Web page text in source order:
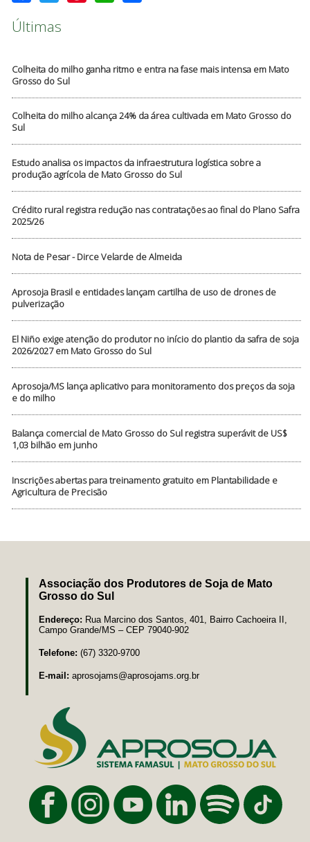
Últimas
Colheita do milho ganha ritmo e entra na fase mais intensa em Mato
Grosso do Sul
Colheita do milho alcança 24% da área cultivada em Mato Grosso do
Sul
Estudo analisa os impactos da infraestrutura logística sobre a
produção agrícola de Mato Grosso do Sul
Crédito rural registra redução nas contratações ao final do Plano Safra
2025/26
Nota de Pesar - Dirce Velarde de Almeida
Aprosoja Brasil e entidades lançam cartilha de uso de drones de
pulverização
El Niño exige atenção do produtor no início do plantio da safra de soja
2026/2027 em Mato Grosso do Sul
Aprosoja/MS lança aplicativo para monitoramento dos preços da soja
e do milho
Balança comercial de Mato Grosso do Sul registra superávit de US$
1,03 bilhão em junho
Inscrições abertas para treinamento gratuito em Plantabilidade e
Agricultura de Precisão
Associação dos Produtores de Soja de Mato
Grosso do Sul
Endereço: Rua Marcino dos Santos, 401, Bairro Cachoeira II,
Campo Grande/MS – CEP 79040-902
Telefone: (67) 3320-9700
E-mail: aprosojams@aprosojams.org.br